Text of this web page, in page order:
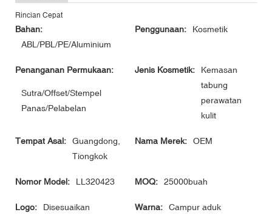
Rincian Cepat
Bahan:
ABL/PBL/PE/Aluminium
Penggunaan: Kosmetik
Penanganan Permukaan:
Sutra/Offset/Stempel
Panas/Pelabelan
Jenis Kosmetik:
Kemasan
tabung
perawatan
kulit
Tempat Asal:
Guangdong,
Tiongkok
Nama Merek: OEM
Nomor Model: LL320423 MOQ: 25000buah
Logo: Disesuaikan Warna: Campur aduk